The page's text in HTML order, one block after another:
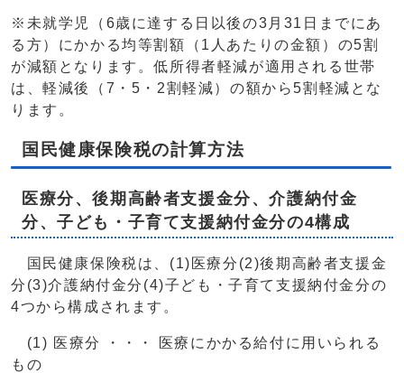
※未就学児（6歳に達する日以後の3月31日までにあ
る方）にかかる均等割額（1人あたりの金額）の5割
が減額となります。低所得者軽減が適用される世帯
は、軽減後（7・5・2割軽減）の額から5割軽減とな
ります。
国民健康保険税の計算方法
医療分、後期高齢者支援金分、介護納付金
分、子ども・子育て支援納付金分の4構成
国民健康保険税は、(1)医療分(2)後期高齢者支援金
分(3)介護納付金分(4)子ども・子育て支援納付金分の
4つから構成されます。
(1) 医療分 ・・・ 医療にかかる給付に用いられる
もの